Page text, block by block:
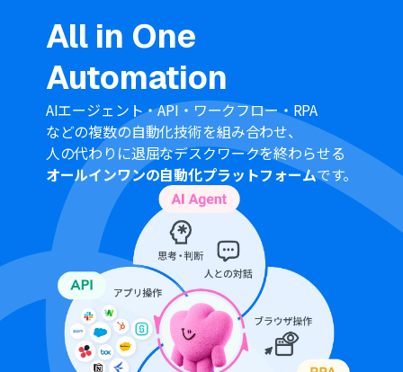
プランによって最短の起動間隔が異なりますので、ご注意
ください。
All in One
Automation
AIエージェント・API・ワークフロー・RPA
などの複数の自動化技術を組み合わせ、
人の代わりに退屈なデスクワークを終わらせる
オールインワンの自動化プラットフォームです。